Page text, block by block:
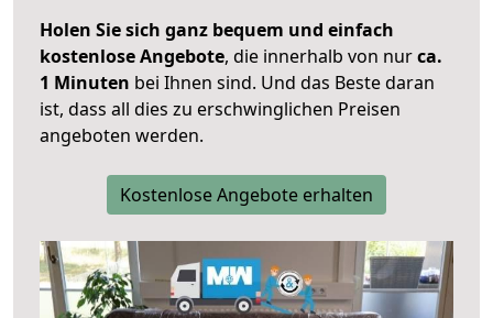
Holen Sie sich ganz bequem und einfach
kostenlose Angebote, die innerhalb von nurca.
1 Minuten bei Ihnen sind. Und das Beste daran
ist, dass all dies zu erschwinglichen Preisen
angeboten werden.
Kostenlose Angebote erhalten